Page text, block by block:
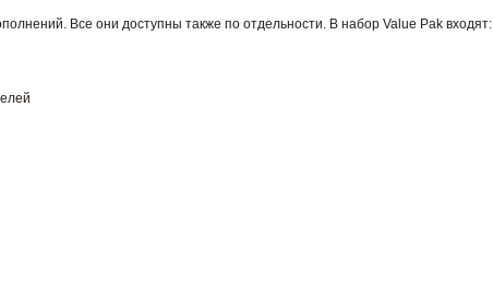
Все они доступны также по отдельности. В набор Value Pak входят: